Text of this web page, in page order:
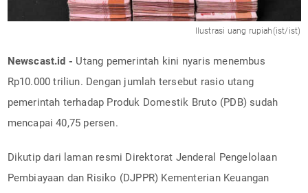
Ilustrasi uang rupiah(ist/ist)
Newscast.id - Utang pemerintah kini nyaris menembus
Rp10.000 triliun. Dengan jumlah tersebut rasio utang
pemerintah terhadap Produk Domestik Bruto (PDB) sudah
mencapai 40,75 persen.
Dikutip dari laman resmi Direktorat Jenderal Pengelolaan
Pembiayaan dan Risiko (DJPPR) Kementerian Keuangan